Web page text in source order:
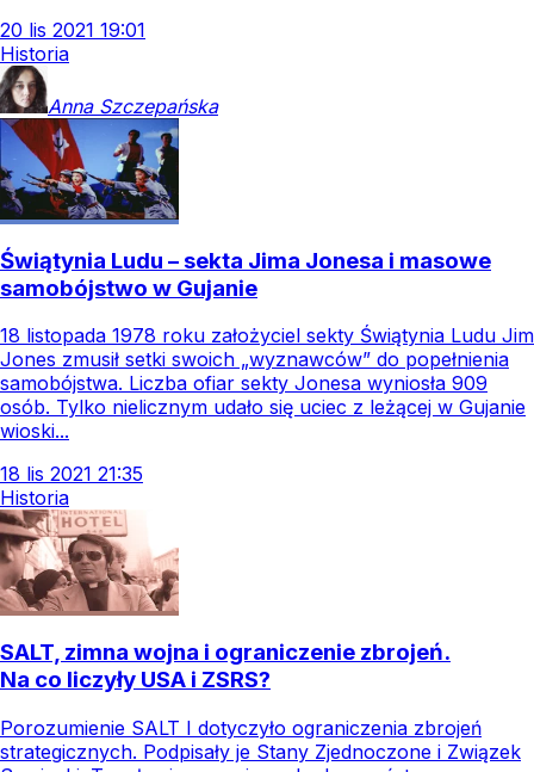
20 lis 2021 19:01
Historia
Anna Szczepańska
Świątynia Ludu – sekta Jima Jonesa i masowe
samobójstwo w Gujanie
18 listopada 1978 roku założyciel sekty Świątynia Ludu Jim
Jones zmusił setki swoich „wyznawców” do popełnienia
samobójstwa. Liczba ofiar sekty Jonesa wyniosła 909
osób. Tylko nielicznym udało się uciec z leżącej w Gujanie
wioski...
18 lis 2021 21:35
Historia
SALT, zimna wojna i ograniczenie zbrojeń.
Na co liczyły USA i ZSRS?
Porozumienie SALT I dotyczyło ograniczenia zbrojeń
strategicznych. Podpisały je Stany Zjednoczone i Związek